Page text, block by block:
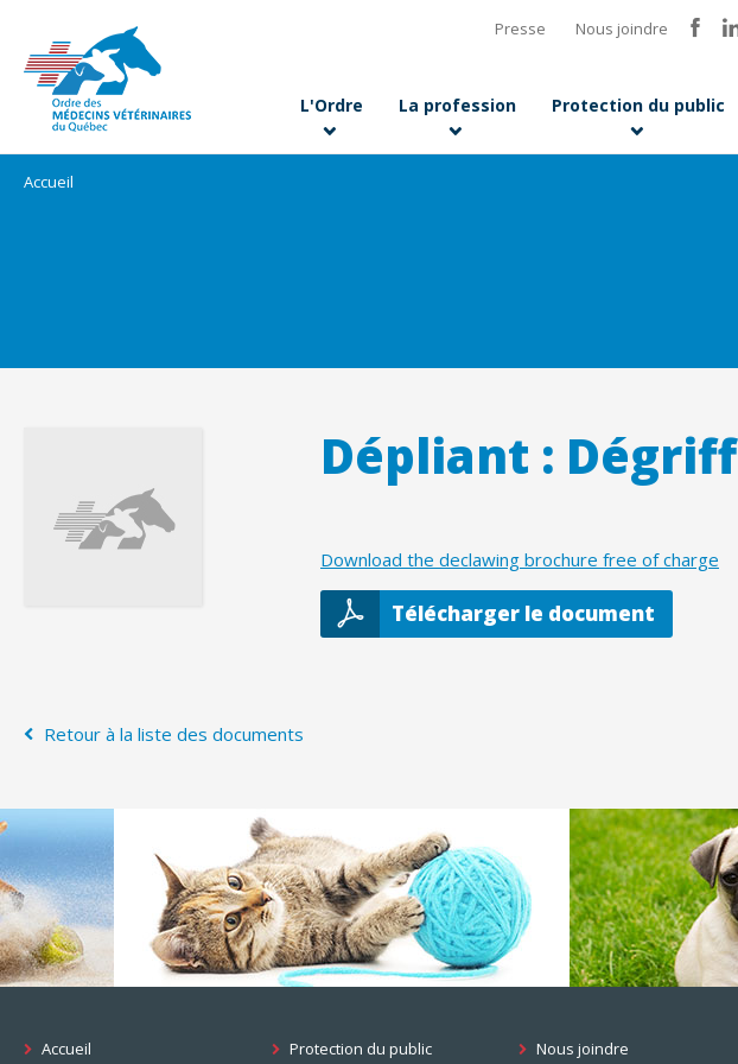
Presse Nous joindre
L'Ordre La profession Protection du public
Accueil
Dépliant :
Download the declawing brochure free of charge
Télécharger le document
Retour à la liste des documents
Accueil Protection du public Nous joindre